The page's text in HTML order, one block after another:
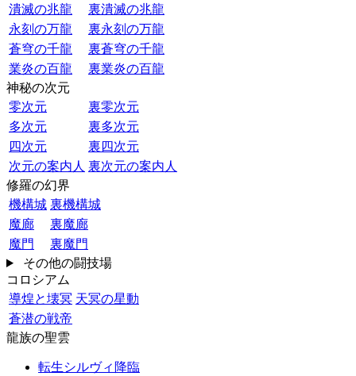
潰滅の兆龍
裏潰滅の兆龍
永刻の万龍
裏永刻の万龍
蒼穹の千龍
裏蒼穹の千龍
業炎の百龍
裏業炎の百龍
神秘の次元
零次元
裏零次元
多次元
裏多次元
四次元
裏四次元
次元の案内人 裏次元の案内人
修羅の幻界
機構城 裏機構城
魔廊
裏魔廊
魔門
裏魔門
その他の闘技場
コロシアム
導煌と壊冥 天冥の星動
蒼潜の戦帝
龍族の聖雲
転生シルヴィ降臨